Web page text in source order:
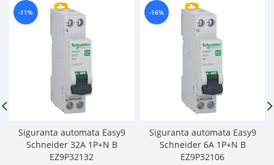
-11%
Siguranta automata Easy9
Schneider 32A 1P+N B
EZ9P32132
-16%
Siguranta automata Easy9
Schneider 6A 1P+N B
EZ9P32106